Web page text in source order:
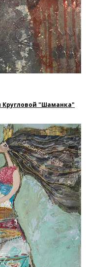
"Шаманка"